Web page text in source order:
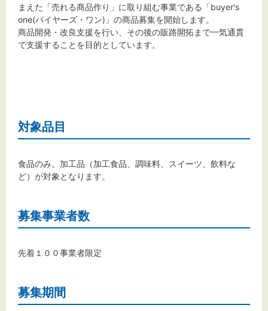
標準 拡大
背景色
まえた「売れる商品作り」に取り組む事業である「buyer's
one(バイヤーズ・ワン)」の商品募集を開始します。
商品開発・改良支援を行い、その後の販路開拓まで一気通貫
で支援することを目的としています。
対象品目
食品のみ。加工品（加工食品、調味料、スイーツ、飲料な
ど）が対象となります。
募集事業者数
先着１００事業者限定
募集期間